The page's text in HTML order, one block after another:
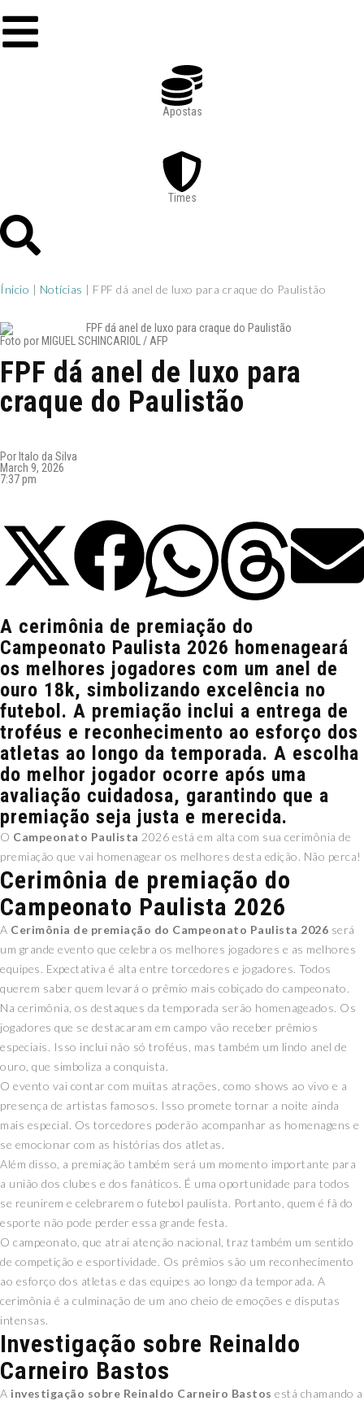
Apostas
Times
Ínicio | Notícias | FPF dá anel de luxo para craque do Paulistão
Foto por MIGUEL SCHINCARIOL / AFP
FPF dá anel de luxo para
craque do Paulistão
Por Italo da Silva
March 9, 2026
7:37 pm
A cerimônia de premiação do
Campeonato Paulista 2026 homenageará
os melhores jogadores com um anel de
ouro 18k, simbolizando excelência no
futebol. A premiação inclui a entrega de
troféus e reconhecimento ao esforço dos
atletas ao longo da temporada. A escolha
do melhor jogador ocorre após uma
avaliação cuidadosa, garantindo que a
premiação seja justa e merecida.
O Campeonato Paulista 2026 está em alta com sua cerimônia de
premiação que vai homenagear os melhores desta edição. Não perca!
Cerimônia de premiação do
Campeonato Paulista 2026
A Cerimônia de premiação do Campeonato Paulista 2026 será
um grande evento que celebra os melhores jogadores e as melhores
equipes. Expectativa é alta entre torcedores e jogadores. Todos
querem saber quem levará o prêmio mais cobiçado do campeonato.
Na cerimônia, os destaques da temporada serão homenageados. Os
jogadores que se destacaram em campo vão receber prêmios
especiais. Isso inclui não só troféus, mas também um lindo anel de
ouro, que simboliza a conquista.
O evento vai contar com muitas atrações, como shows ao vivo e a
presença de artistas famosos. Isso promete tornar a noite ainda
mais especial. Os torcedores poderão acompanhar as homenagens e
se emocionar com as histórias dos atletas.
Além disso, a premiação também será um momento importante para
a união dos clubes e dos fanáticos. É uma oportunidade para todos
se reunirem e celebrarem o futebol paulista. Portanto, quem é fã do
esporte não pode perder essa grande festa.
O campeonato, que atrai atenção nacional, traz também um sentido
de competição e esportividade. Os prêmios são um reconhecimento
ao esforço dos atletas e das equipes ao longo da temporada. A
cerimônia é a culminação de um ano cheio de emoções e disputas
intensas.
Investigação sobre Reinaldo
Carneiro Bastos
A investigação sobre Reinaldo Carneiro Bastos está chamando a